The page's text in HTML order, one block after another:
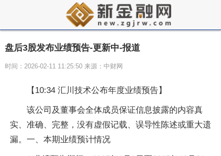
盘后3股发布业绩预告-更新中-报道
时间：2026-02-11 11:25:50 来源：中财网
【10:34 汇川技术公布年度业绩预告】
该公司及董事会全体成员保证信息披露的内容真
实、准确、完整，没有虚假记载、误导性陈述或重大遗
漏。一、本期业绩预计情况